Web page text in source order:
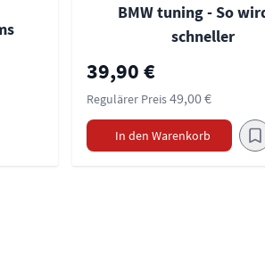
BMW tuning - So
schneller
Sonderpreis
39,90 €
Regulärer Preis49,00 €
In den Warenkorb